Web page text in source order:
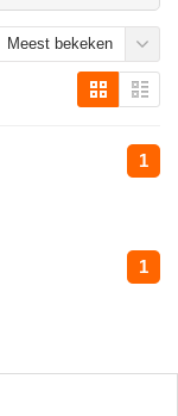
Meest bekeken
1
1